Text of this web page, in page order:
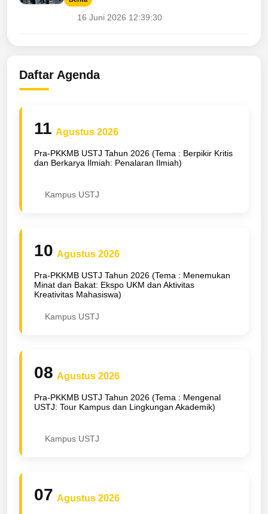
16 Juni 2026 12:39:30
Daftar Agenda
11 Agustus 2026
Pra-PKKMB USTJ Tahun 2026 (Tema : Berpikir Kritis
dan Berkarya Ilmiah: Penalaran Ilmiah)
Kampus USTJ
10 Agustus 2026
Pra-PKKMB USTJ Tahun 2026 (Tema : Menemukan
Minat dan Bakat: Ekspo UKM dan Aktivitas
Kreativitas Mahasiswa)
Kampus USTJ
08 Agustus 2026
Pra-PKKMB USTJ Tahun 2026 (Tema : Mengenal
USTJ: Tour Kampus dan Lingkungan Akademik)
Kampus USTJ
07 Agustus 2026